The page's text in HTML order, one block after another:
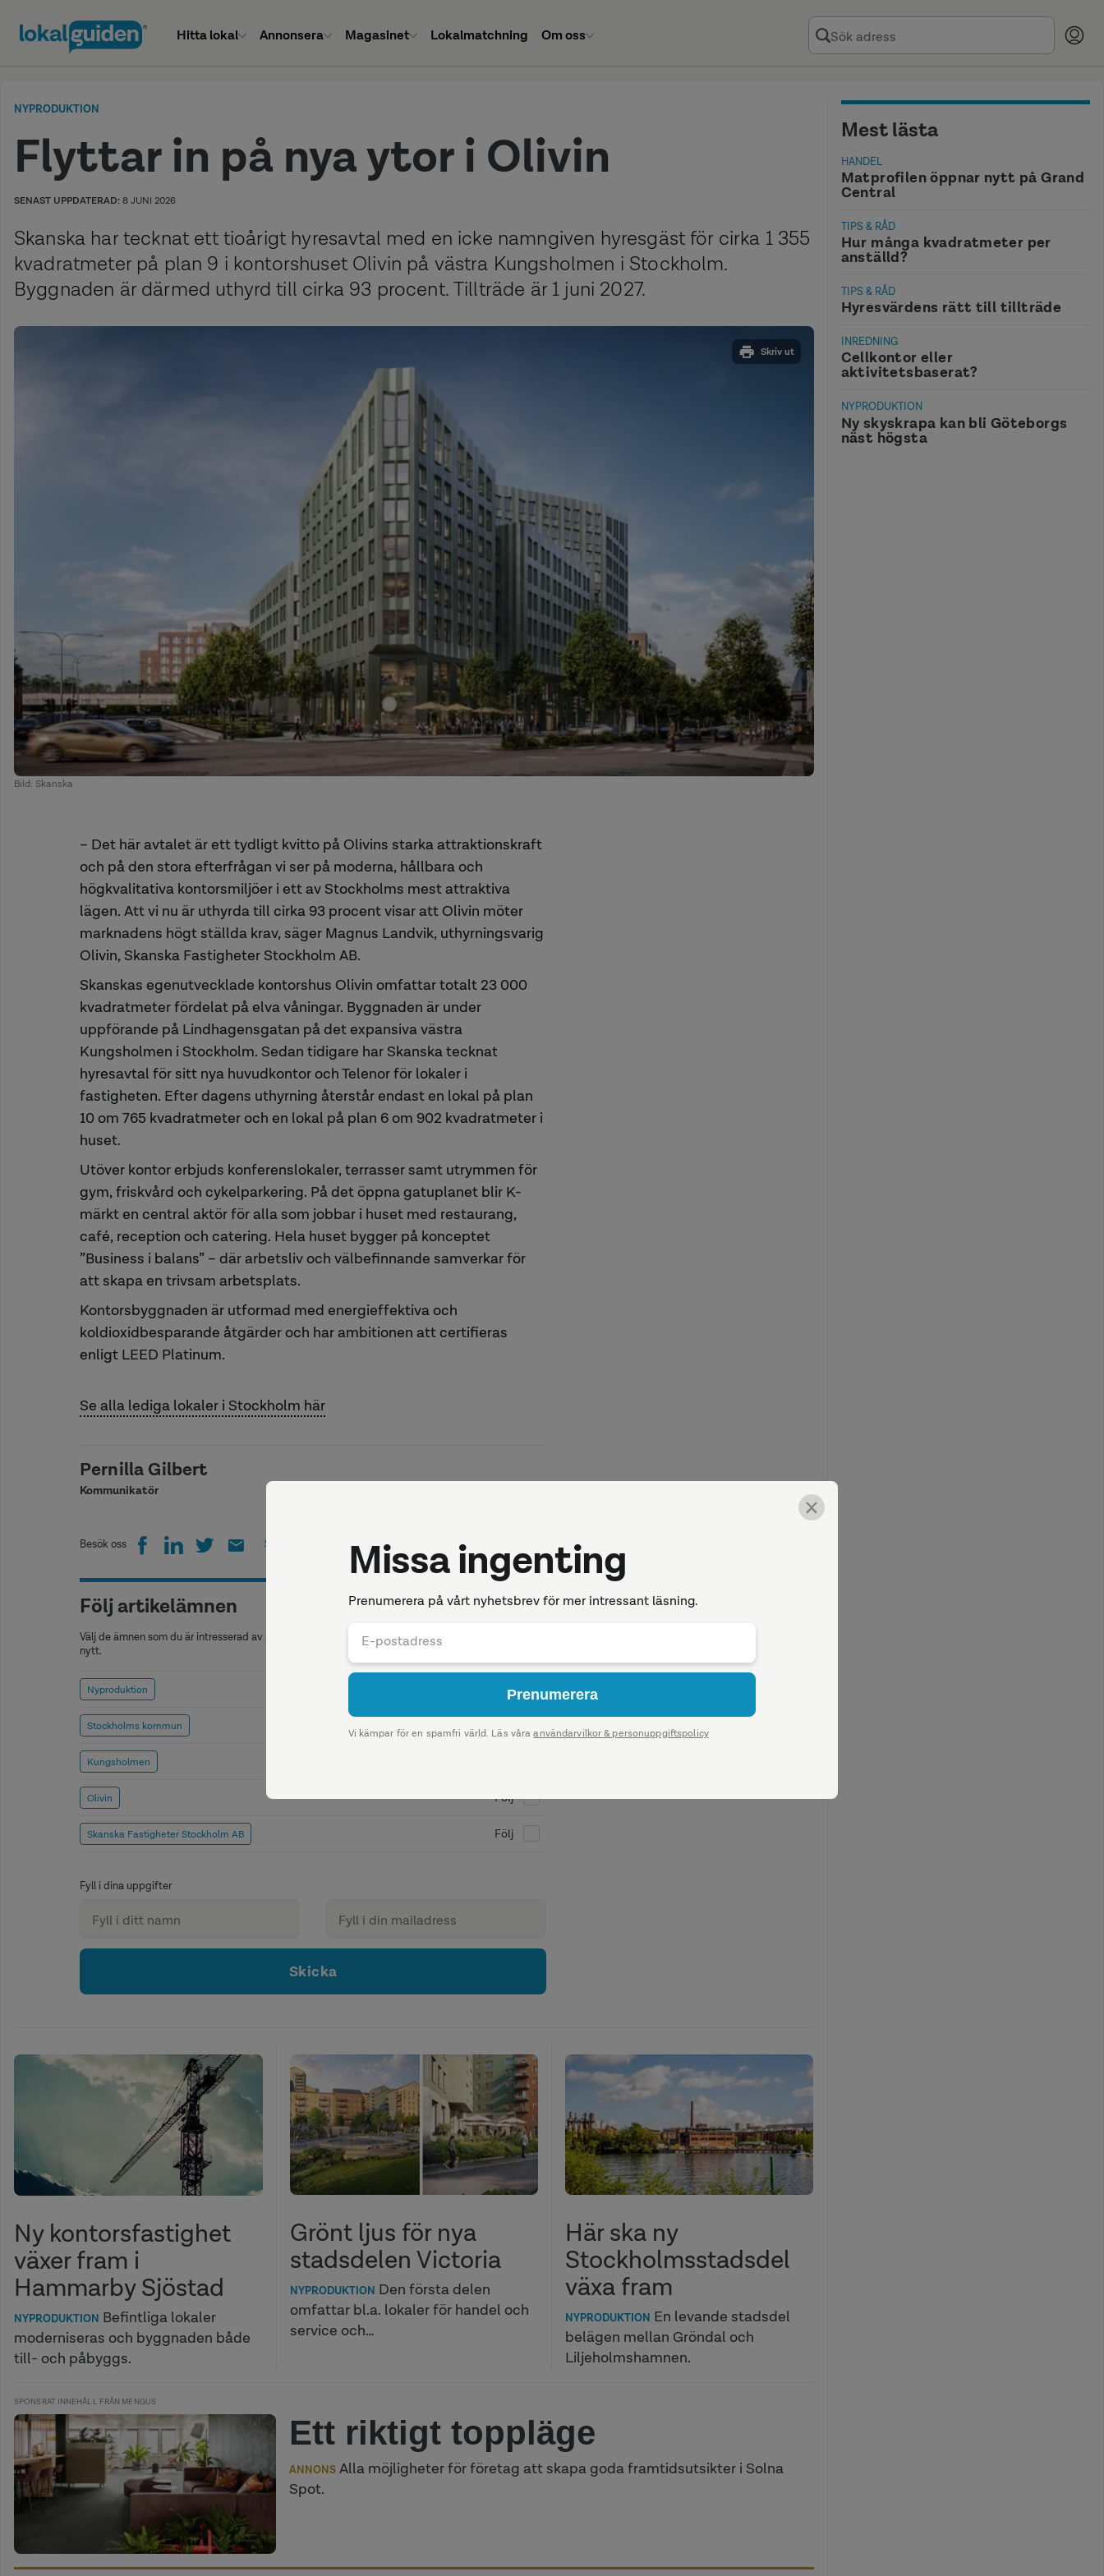
Hitta lokal Annonsera Magasinet Lokalmatchning Om oss
NYPRODUKTION
Flyttar in på nya ytor i Olivin
SENAST UPPDATERAD:8 JUNI 2026
Skanska har tecknat ett tioårigt hyresavtal med en icke namngiven hyresgäst för cirka 1 355
kvadratmeter på plan 9 i kontorshuset Olivin på västra Kungsholmen i Stockholm.
Byggnaden är därmed uthyrd till cirka 93 procent. Tillträde är 1 juni 2027.
Skriv ut
Bild: Skanska
– Det här avtalet är ett tydligt kvitto på Olivins starka attraktionskraft
och på den stora efterfrågan vi ser på moderna, hållbara och
högkvalitativa kontorsmiljöer i ett av Stockholms mest attraktiva
lägen. Att vi nu är uthyrda till cirka 93 procent visar att Olivin möter
marknadens högt ställda krav, säger Magnus Landvik, uthyrningsvarig
Olivin, Skanska Fastigheter Stockholm AB.
Skanskas egenutvecklade kontorshus Olivin omfattar totalt 23 000
kvadratmeter fördelat på elva våningar. Byggnaden är under
uppförande på Lindhagensgatan på det expansiva västra
Kungsholmen i Stockholm. Sedan tidigare har Skanska tecknat
hyresavtal för sitt nya huvudkontor och Telenor för lokaler i
fastigheten. Efter dagens uthyrning återstår endast en lokal på plan
10 om 765 kvadratmeter och en lokal på plan 6 om 902 kvadratmeter i
huset.
Utöver kontor erbjuds konferenslokaler, terrasser samt utrymmen för
gym, friskvård och cykelparkering. På det öppna gatuplanet blir K-
märkt en central aktör för alla som jobbar i huset med restaurang,
café, reception och catering. Hela huset bygger på konceptet
”Business i balans” – där arbetsliv och välbefinnande samverkar för
att skapa en trivsam arbetsplats.
Kontorsbyggnaden är utformad med energieffektiva och
koldioxidbesparande åtgärder och har ambitionen att certifieras
enligt LEED Platinum.
Se alla lediga lokaler i Stockholm här
Pernilla Gilbert
Kommunikatör
Besök oss Skriv ut
Följ artikelämnen
Välj de ämnen som du är intresserad av så kommer vi att meddela dig när vi publicerar någonting
nytt.
Nyproduktion Följ
Stockholms kommun
Kungsholmen
Olivin Följ
Skanska Fastigheter Stockholm AB Följ
Fyll i dina uppgifter
Skicka
Ny kontorsfastighet
växer fram i
Hammarby Sjöstad
NYPRODUKTION Befintliga lokaler
moderniseras och byggnaden både
till- och påbyggs.
Grönt ljus för nya
stadsdelen Victoria
NYPRODUKTION Den första delen
omfattar bl.a. lokaler för handel och
service och…
Här ska ny
Stockholmsstadsdel
växa fram
NYPRODUKTION En levande stadsdel
belägen mellan Gröndal och
Liljeholmshamnen.
SPONSRAT INNEHÅLL FRÅN MENGUS
Ett riktigt toppläge
ANNONS Alla möjligheter för företag att skapa goda framtidsutsikter i Solna
Spot.
Mest lästa
HANDEL
Matprofilen öppnar nytt på Grand
Central
TIPS & RÅD
Hur många kvadratmeter per
anställd?
TIPS & RÅD
Hyresvärdens rätt till tillträde
INREDNING
Cellkontor eller
aktivitetsbaserat?
NYPRODUKTION
Ny skyskrapa kan bli Göteborgs
näst högsta